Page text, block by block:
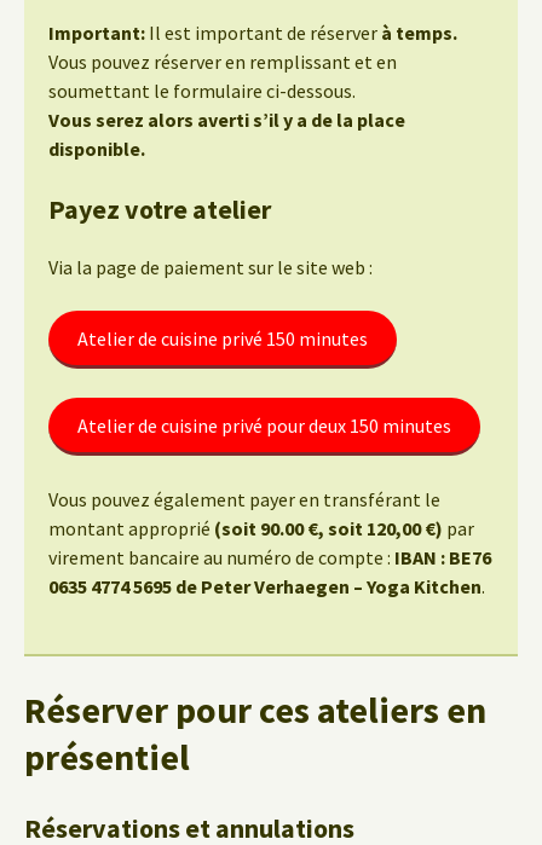
Important: Il est important de réserver à temps.
Vous pouvez réserver en remplissant et en
soumettant le formulaire ci-dessous.
Vous serez alors averti s’il y a de la place
disponible.
Payez votre atelier
Via la page de paiement sur le site web :
Atelier de cuisine privé 150 minutes
Atelier de cuisine privé pour deux 150 minutes
Vous pouvez également payer en transférant le
montant approprié (soit 90.00 €, soit 120,00 €) par
virement bancaire au numéro de compte : IBAN : BE76
0635 4774 5695 de Peter Verhaegen – Yoga Kitchen.
Réserver pour ces ateliers en
présentiel
Réservations et annulations